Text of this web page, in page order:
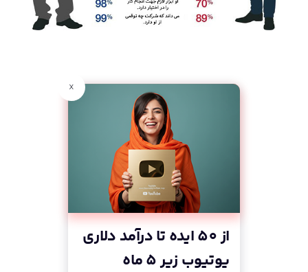
x
از 50 ایده تا درآمد دلاری
یوتیوب زیر 5 ماه